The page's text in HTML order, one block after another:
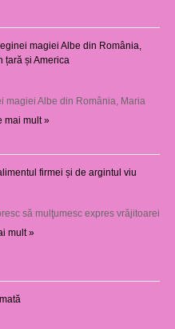
magiei Albe din România,
țară și America
magiei Albe din România, Maria
mai mult »
firmei și de argintul viu
să mulţumesc expres vrăjitoarei
mult »